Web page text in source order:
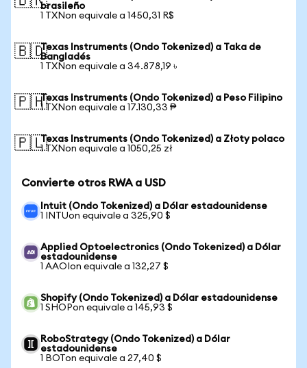
brasileño
1 TXNon equivale a 1450,31 R$
🇧🇩Texas Instruments (Ondo Tokenized) a Taka de
Bangladés
1 TXNon equivale a 34.878,19 ৳
🇵🇭Texas Instruments (Ondo Tokenized) a Peso Filipino
1 TXNon equivale a 17.130,33 ₱
🇵🇱Texas Instruments (Ondo Tokenized) a Złoty polaco
1 TXNon equivale a 1050,25 zł
Convierte otros RWA a USD
Intuit (Ondo Tokenized) a Dólar estadounidense
1 INTUon equivale a 325,90 $
Applied Optoelectronics (Ondo Tokenized) a Dólar
estadounidense
1 AAOIon equivale a 132,27 $
Shopify (Ondo Tokenized) a Dólar estadounidense
1 SHOPon equivale a 145,93 $
RoboStrategy (Ondo Tokenized) a Dólar
estadounidense
1 BOTon equivale a 27,40 $